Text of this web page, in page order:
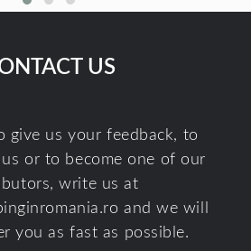
US
give us your feedback, to
or to become one of our
write us at
and we will
you as fast as possible.